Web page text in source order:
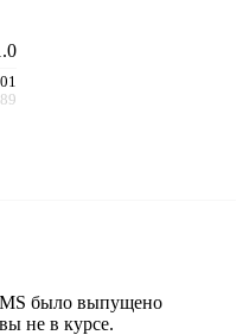
было выпущено
не в курсе.